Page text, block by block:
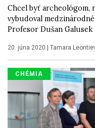
Chcel byť archeológom,
vybudoval
Profesor Dušan Galusek
20. júna 2020 | Tamara
CHÉMIA